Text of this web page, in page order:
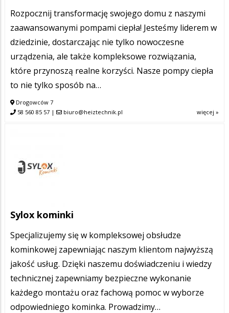
Rozpocznij transformację swojego domu z naszymi
zaawansowanymi pompami ciepła! Jesteśmy liderem w
dziedzinie, dostarczając nie tylko nowoczesne
urządzenia, ale także kompleksowe rozwiązania,
które przynoszą realne korzyści. Nasze pompy ciepła
to nie tylko sposób na…
Drogowców 7
58 560 85 57 | biuro@heiztechnik.pl więcej »
Sylox kominki
Specjalizujemy się w kompleksowej obsłudze
kominkowej zapewniając naszym klientom najwyższą
jakość usług. Dzięki naszemu doświadczeniu i wiedzy
technicznej zapewniamy bezpieczne wykonanie
każdego montażu oraz fachową pomoc w wyborze
odpowiedniego kominka. Prowadzimy…